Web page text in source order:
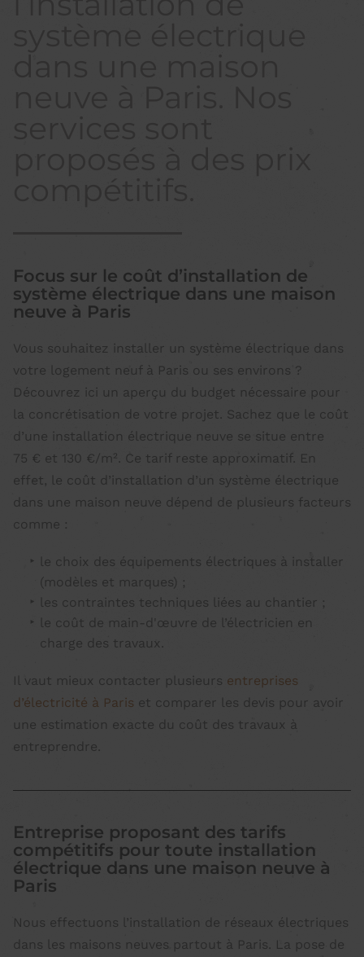
Focus sur le coût d’installation de
système électrique dans une maison
neuve à Paris
Vous souhaitez installer un système électrique dans
votre logement neuf à Paris ou ses environs ?
Découvrez ici un aperçu du budget nécessaire pour
la concrétisation de votre projet. Sachez que le coût
d’une installation électrique neuve se situe entre
75 € et 130 €/m². Ce tarif reste approximatif. En
effet, le coût d’installation d’un système électrique
dans une maison neuve dépend de plusieurs facteurs
comme :
le choix des équipements électriques à installer
(modèles et marques) ;
les contraintes techniques liées au chantier ;
le coût de main-d'œuvre de l’électricien en
charge des travaux.
Il vaut mieux contacter plusieurs entreprises
d’électricité à Paris et comparer les devis pour avoir
une estimation exacte du coût des travaux à
entreprendre.
Entreprise proposant des tarifs
compétitifs pour toute installation
électrique dans une maison neuve à
Paris
Nous effectuons l’installation de réseaux électriques
dans les maisons neuves partout à Paris. La pose de